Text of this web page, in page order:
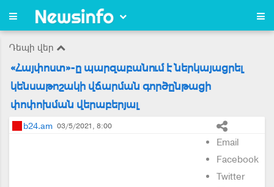
Դեպի վեր
«Հայփոստ»-ը պարզաբանում է ներկայացրել
կենսաթոշակի վճարման գործընթացի
փոփոխման վերաբերյալ
b24.am 03/5/2021, 8:00
Email
Facebook
Twitter